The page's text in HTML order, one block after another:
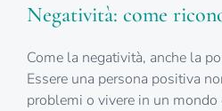
Negatività: come
Come la negatività, anche la
Essere una persona positiva
problemi o vivere in un